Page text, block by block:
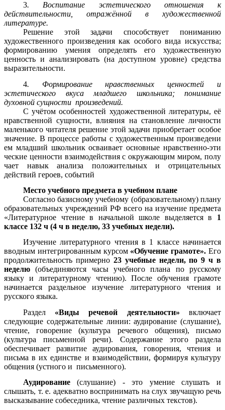
3. Воспитание эстетического отношения к
действительности, отражённой в художественной
литературе.
Решение этой задачи способствует пониманию
художественного произведения как особого вида искусства;
формированию умения определять его художественную
ценность и анализировать (на доступном уровне) средства
выразительности.
4. Формирование нравственных ценностей и
эстетического вкуса младшего школьника; понимание
духовной сущности произведений.
С учётом особенностей художественной литературы, её
нравственной сущности, влияния на становление личности
маленького читателя решение этой задачи приобретает особое
значение. В процессе работы с художественным произведени
ем младший школьник осваивает основные нравственно-эти
ческие ценности взаимодействия с окружающим миром, полу
чает навык анализа положительных и отрицательных
действий героев, событий
Место учебного предмета в учебном плане
Согласно базисному учебному (образовательному) плану
образовательных учреждений РФ всего на изучение предмета
«Литературное чтение в начальной школе выделяется в 1
классе 132 ч (4 ч в неделю, 33 учебных недели).
Изучение литературного чтения в 1 классе начинается
вводным интегрированным курсом «Обучение грамоте». Его
продолжительность примерно23 учебные недели, по 9 ч в
неделю(объединяются часы учебного плана по русскому
языку и литературному чтению). После обучения грамоте
начинается раздельное изучение литературного чтения и
русского языка.
Раздел «Виды речевой деятельности» включает
следующие содержательные линии: аудирование (слушание),
чтение, говорение (культура речевого общения), письмо
(культура письменной речи). Содержание этого раздела
обеспечивает развитие аудирования, говорения, чтения и
письма в их единстве и взаимодействии, формируя культуру
общения (устного и письменного).
Аудирование(слушание) - это умение слушать и
слышать, т. е. адекватно воспринимать на слух звучащую речь
высказывание собеседника, чтение различных текстов).